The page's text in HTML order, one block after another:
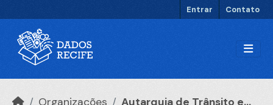
Entrar Contato
Organizações Autarquia de Trânsito e...